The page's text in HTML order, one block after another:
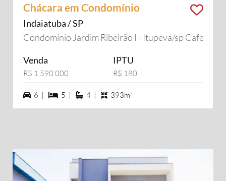
Chácara em Condomínio
Indaiatuba / SP
Condomínio Jardim Ribeirão I - Itupeva/sp Cafezal
Venda
R$ 1.590.000
IPTU
R$ 180
6 vagas na garagem
6 | 5 dormiórios
5 | 4 suítes
4 | 393m²